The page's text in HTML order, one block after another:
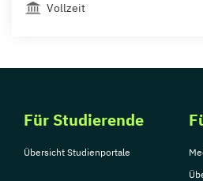
Vollzeit
Für Studierende
Übersicht Studienportale